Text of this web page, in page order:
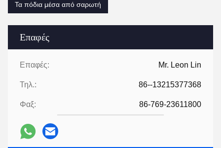
Επαφές
Επαφές: Mr. Leon Lin
Τηλ.: 86--13215377368
Φαξ: 86-769-23611800
Τα πόδια μέσα από σαρωτή